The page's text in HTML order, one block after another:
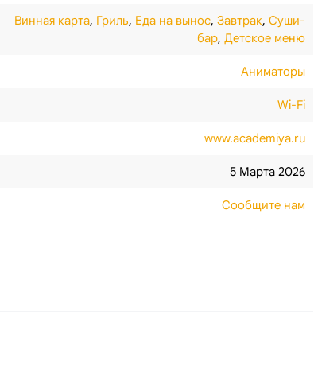
Винная карта, Гриль, Еда на вынос, Завтрак, Суши-
бар, Детское меню
Аниматоры
Wi-Fi
www.academiya.ru
5 Марта 2026
Сообщите нам